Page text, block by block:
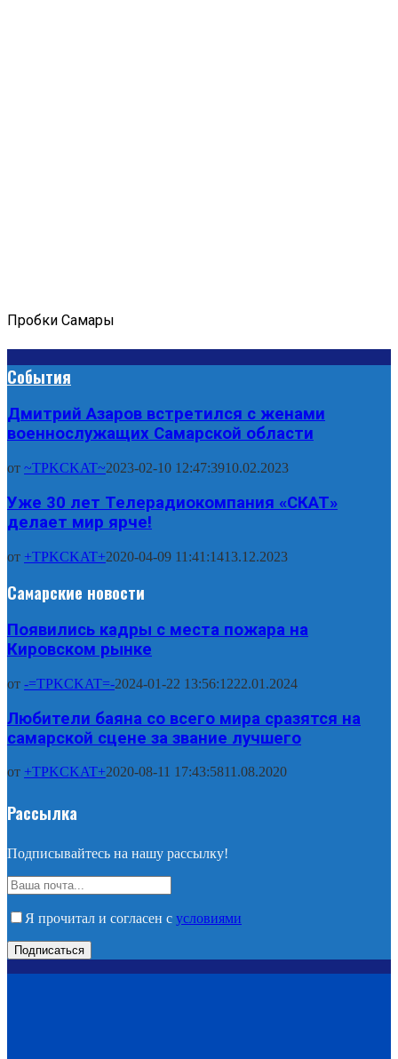
Пробки Самары
События
Дмитрий Азаров встретился с женами
военнослужащих Самарской области
от ~TPKCKAT~2023-02-10 12:47:3910.02.2023
Уже 30 лет Телерадиокомпания «СКАТ»
делает мир ярче!
от +TPKCKAT+2020-04-09 11:41:1413.12.2023
Самарские новости
Появились кадры с места пожара на
Кировском рынке
от -=TPKCKAT=-2024-01-22 13:56:1222.01.2024
Любители баяна со всего мира сразятся на
самарской сцене за звание лучшего
от +TPKCKAT+2020-08-11 17:43:5811.08.2020
Рассылка
Подписывайтесь на нашу рассылку!
Я прочитал и согласен с условиями